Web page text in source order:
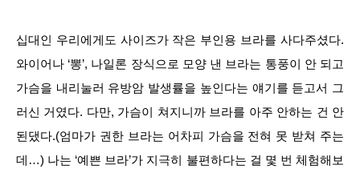
십대인 우리에게도 사이즈가 작은 부인용 브라를 사다주셨다.
와이어나 ‘뽕’, 나일론 장식으로 모양 낸 브라는 통풍이 안 되고
가슴을 내리눌러 유방암 발생률을 높인다는 얘기를 듣고서 그
러신 거였다. 다만, 가슴이 쳐지니까 브라를 아주 안하는 건 안
된댔다.(엄마가 권한 브라는 어차피 가슴을 전혀 못 받쳐 주는
데…) 나는 ‘예쁜 브라’가 지극히 불편하다는 걸 몇 번 체험해보